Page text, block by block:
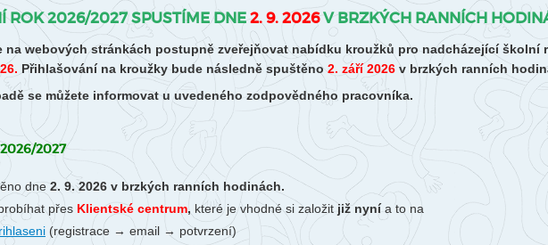
Dokumenty
Činnosti
Zaměstnanci
Hledáme nové kolegy
Projekty
Programy pro školy
Projekty
Soutěže
V-Klub
Soutěž Moje město
Liberec
Akce ve Véčku
Městský parlament
Liberec
Kontakty
Fotogalerie
O nás
ROK 2026/2027 SPUSTÍME DNE2. 9. 2026V BRZKÝCH RANNÍCH
na webových stránkách postupně zveřejňovat nabídku kroužků pro nadcházející školní
Přihlašování na kroužky bude následně spuštěno 2. září 2026 v brzkých ranních
se můžete informovat u uvedeného zodpovědného pracovníka.
2027
dne 2. 9. 2026 v brzkých ranních hodinách.
přes Klientské centrum, které je vhodné si založit již nynía to na
(registrace → email → potvrzení)